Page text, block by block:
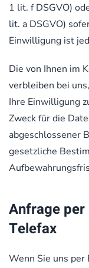
1 lit. f DSGVO)
lit. a DSGVO)
Einwilligung ist
Die von Ihnen im
verbleiben bei
Ihre Einwilligung
Zweck für die
abgeschlossener
gesetzliche
Anfrage
Telefax
Wenn Sie uns per